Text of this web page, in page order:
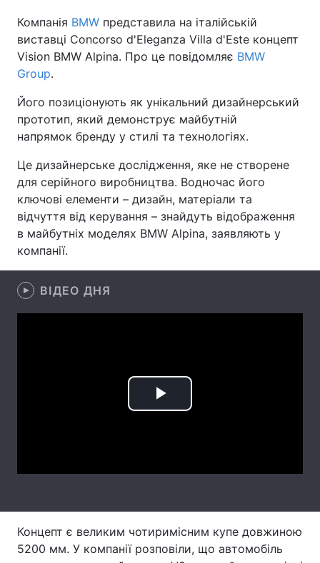
Головна Війна
Україна Політика
Спорт Наука
Зброя Інциденти
Здоров'я Туризм
Цікавинки
Думки
Вакансії
Послуги
Компанія BMW представила на італійській
виставці Concorso d'Eleganza Villa d'Este концепт
Vision BMW Alpina. Про це повідомляє BMW
Group.
Його позиціонують як унікальний дизайнерський
прототип, який демонструє майбутній
напрямок бренду у стилі та технологіях.
Це дизайнерське дослідження, яке не створене
для серійного виробництва. Водночас його
ключові елементи – дизайн, матеріали та
відчуття від керування – знайдуть відображення
в майбутніх моделях BMW Alpina, заявляють у
компанії.
ВІДЕО ДНЯ
Play
Концепт є великим чотиримісним купе довжиною
5200 мм. У компанії розповіли, що автомобіль